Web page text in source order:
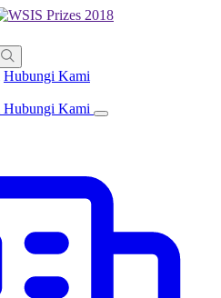
Hubungi Kami
Hubungi Kami